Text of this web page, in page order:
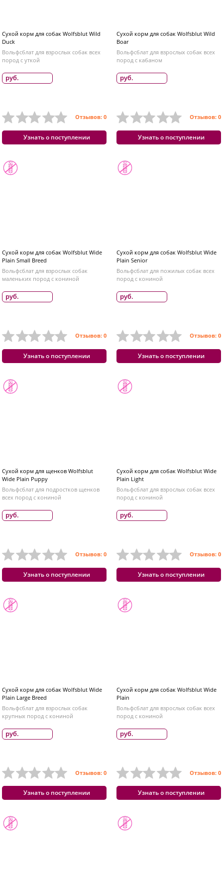
Сухой корм для собак Wolfsblut Wild
Duck
Вольфсблат для взрослых собак всех
пород с уткой
руб.
Отзывов: 0
Узнать о поступлении
Сухой корм для собак Wolfsblut Wild
Boar
Вольфсблат для взрослых собак всех
пород с кабаном
руб.
Отзывов: 0
Узнать о поступлении
Сухой корм для собак Wolfsblut Wide
Plain Small Breed
Вольфсблат для взрослых собак
маленьких пород с кониной
руб.
Отзывов: 0
Узнать о поступлении
Сухой корм для собак Wolfsblut Wide
Plain Senior
Вольфсблат для пожилых собак всех
пород с кониной
руб.
Отзывов: 0
Узнать о поступлении
Сухой корм для щенков Wolfsblut
Wide Plain Puppy
Вольфсблат для подростков щенков
всех пород с кониной
руб.
Отзывов: 0
Узнать о поступлении
Сухой корм для собак Wolfsblut Wide
Plain Light
Вольфсблат для взрослых собак всех
пород с кониной
руб.
Отзывов: 0
Узнать о поступлении
Сухой корм для собак Wolfsblut Wide
Plain Large Breed
Вольфсблат для взрослых собак
крупных пород с кониной
руб.
Отзывов: 0
Узнать о поступлении
Сухой корм для собак Wolfsblut Wide
Plain
Вольфсблат для взрослых собак всех
пород с кониной
руб.
Отзывов: 0
Узнать о поступлении